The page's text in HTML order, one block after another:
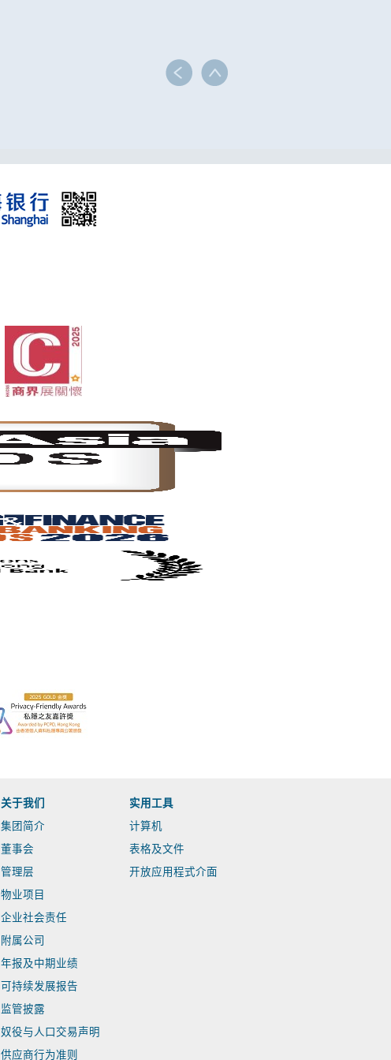
关于我们
集团简介
董事会
管理层
物业项目
企业社会责任
附属公司
年报及中期业绩
可持续发展报告
监管披露
奴役与人口交易声明
供应商行为准则
实用工具
计算机
表格及文件
开放应用程式介面